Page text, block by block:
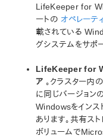
LifeKeeper for
LifeKeeper for
ン
総合メッセージカ
アプリケーション
Recovery Kit
Generic ARK
LifeKeeper for
ートのオペレーテ
載されている
グシステムをサポ
LifeKeeper for
ア 。クラスター内
に同じバージョ
Windowsをインス
あります。共有ス
ボリュームで